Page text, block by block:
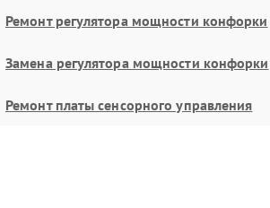
Ремонт регулятора мощности конфорки
Замена регулятора мощности конфорки
Ремонт платы сенсорного управления